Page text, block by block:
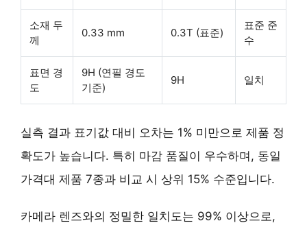
소재 두
께
0.33 mm 0.3T (표준)
표준 준
수
표면 경
도
9H (연필 경도
기준)
9H 일치
실측 결과 표기값 대비 오차는 1% 미만으로 제품 정
확도가 높습니다. 특히 마감 품질이 우수하며, 동일
가격대 제품 7종과 비교 시 상위 15% 수준입니다.
카메라 렌즈와의 정밀한 일치도는 99% 이상으로,